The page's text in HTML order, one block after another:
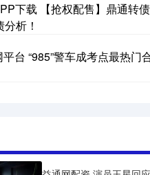
下载 【抢权配售】鼎通转
析！
台 “985”警车成考点最热门